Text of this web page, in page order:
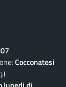
Cocconatesi